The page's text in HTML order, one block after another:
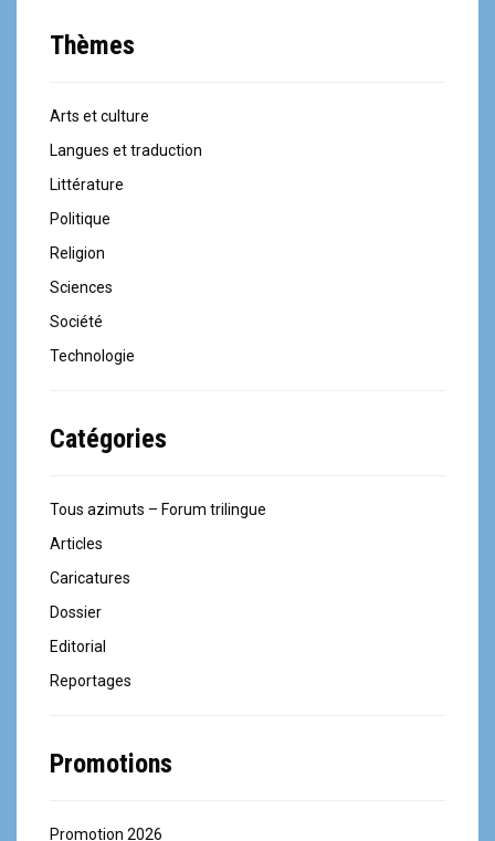
n
d
e
a
c
e
Thèmes
Arts et culture
Langues et traduction
Littérature
Politique
Religion
Sciences
Société
Technologie
Catégories
Tous azimuts – Forum trilingue
Articles
Caricatures
Dossier
Editorial
Reportages
Promotions
Promotion 2026